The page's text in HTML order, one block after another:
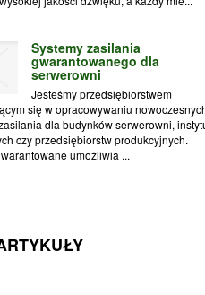
Systemy zasilania
gwarantowanego dla
serwerowni
Jesteśmy przedsiębiorstwem
się w opracowywaniu
dla budynków serwerowni,
czy przedsiębiorstw produkcyjnych.
umożliwia ...